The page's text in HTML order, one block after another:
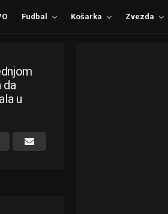
Fudbal Košarka Zvezda
da
u